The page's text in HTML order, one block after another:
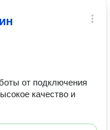
от подключения
качество и